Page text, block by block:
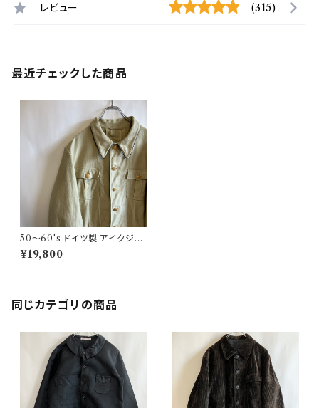
レビュー (315)
最近チェックした商品
50〜60's ドイツ製 アイクジャ
ケット ワークジャケット 短丈 ビ
ンテージ
¥19,800
同じカテゴリの商品